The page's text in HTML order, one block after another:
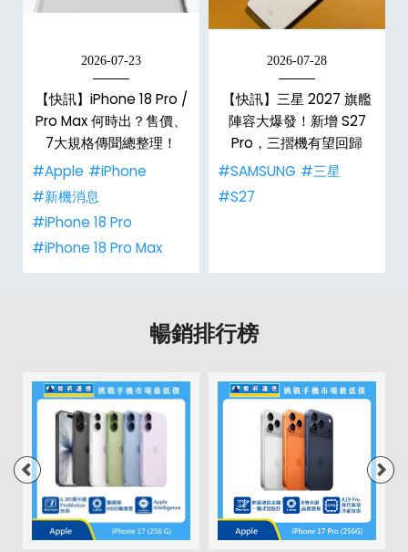
2026-07-23
【快訊】iPhone 18 Pro /
Pro Max 何時出？售價、
7大規格傳聞總整理！
#Apple #iPhone
#新機消息
#iPhone 18 Pro
#iPhone 18 Pro Max
2026-07-28
【快訊】三星 2027 旗艦
陣容大爆發！新增 S27
Pro，三摺機有望回歸
#SAMSUNG #三星
#S27
暢銷排行榜